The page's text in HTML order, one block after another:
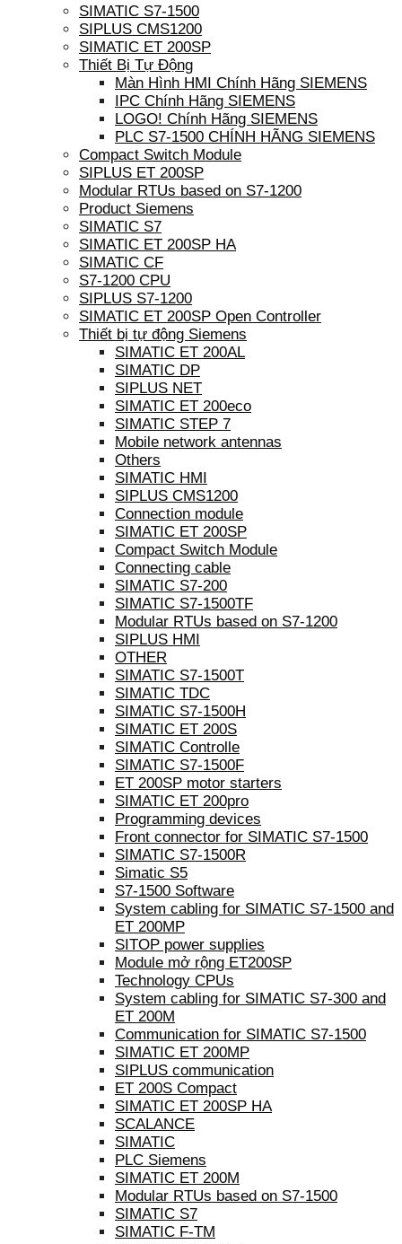
SIMATIC S7-1500
SIPLUS CMS1200
SIMATIC ET 200SP
Thiết Bị Tự Động
Màn Hình HMI Chính Hãng SIEMENS
IPC Chính Hãng SIEMENS
LOGO! Chính Hãng SIEMENS
PLC S7-1500 CHÍNH HÃNG SIEMENS
Compact Switch Module
SIPLUS ET 200SP
Modular RTUs based on S7-1200
Product Siemens
SIMATIC S7
SIMATIC ET 200SP HA
SIMATIC CF
S7-1200 CPU
SIPLUS S7-1200
SIMATIC ET 200SP Open Controller
Thiết bị tự động Siemens
SIMATIC ET 200AL
SIMATIC DP
SIPLUS NET
SIMATIC ET 200eco
SIMATIC STEP 7
Mobile network antennas
Others
SIMATIC HMI
SIPLUS CMS1200
Connection module
SIMATIC ET 200SP
Compact Switch Module
Connecting cable
SIMATIC S7-200
SIMATIC S7-1500TF
Modular RTUs based on S7-1200
SIPLUS HMI
OTHER
SIMATIC S7-1500T
SIMATIC TDC
SIMATIC S7-1500H
SIMATIC ET 200S
SIMATIC Controlle
SIMATIC S7-1500F
ET 200SP motor starters
SIMATIC ET 200pro
Programming devices
Front connector for SIMATIC S7-1500
SIMATIC S7-1500R
Simatic S5
S7-1500 Software
System cabling for SIMATIC S7-1500 and
ET 200MP
SITOP power supplies
Module mở rộng ET200SP
Technology CPUs
System cabling for SIMATIC S7-300 and
ET 200M
Communication for SIMATIC S7-1500
SIMATIC ET 200MP
SIPLUS communication
ET 200S Compact
SIMATIC ET 200SP HA
SCALANCE
SIMATIC
PLC Siemens
SIMATIC ET 200M
Modular RTUs based on S7-1500
SIMATIC S7
SIMATIC F-TM